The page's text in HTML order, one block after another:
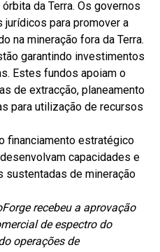
da Terra. Os governos
para promover a
na mineração fora da Terra.
garantindo investimentos
Estes fundos apoiam o
de extracção, planeamento
para utilização de recursos
financiamento estratégico
capacidades e
sustentadas de mineração
recebeu a aprovação
de espectro do
operações de